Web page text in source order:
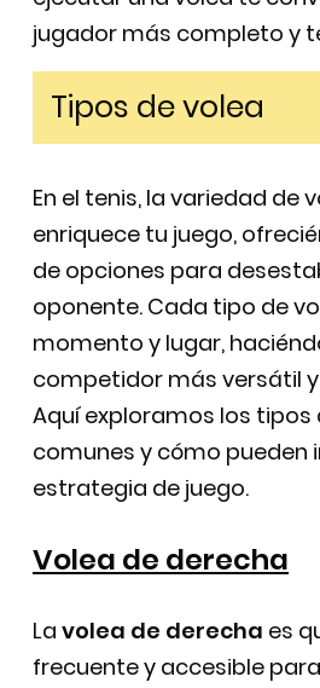
jugador más completo y
Tipos de volea
En el tenis, la variedad de
enriquece tu juego,
de opciones para
oponente. Cada tipo de
momento y lugar,
competidor más versátil
Aquí exploramos los tipos
comunes y cómo pueden
estrategia de juego.
Volea de derecha
La volea de derecha es
frecuente y accesible